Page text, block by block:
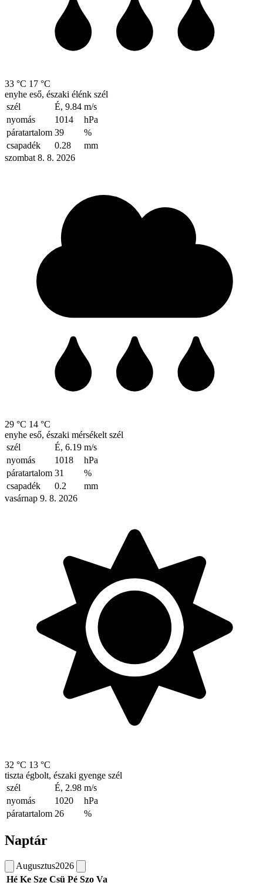
33 °C 17 °C
enyhe eső, északi élénk szél
szél
É, 9.84 m/s
nyomás
1014
hPa
páratartalom 39
%
csapadék
0.28
mm
szombat 8. 8. 2026
29 °C 14 °C
enyhe eső, északi mérsékelt szél
szél
É, 6.19 m/s
nyomás
1018
hPa
páratartalom 31
%
csapadék
0.2
mm
vasárnap 9. 8. 2026
32 °C 13 °C
tiszta égbolt, északi gyenge szél
szél
É, 2.98 m/s
nyomás
1020
hPa
páratartalom 26 %
Naptár
Augusztus2026
Hé Ke Sze Csü Pé Szo Va